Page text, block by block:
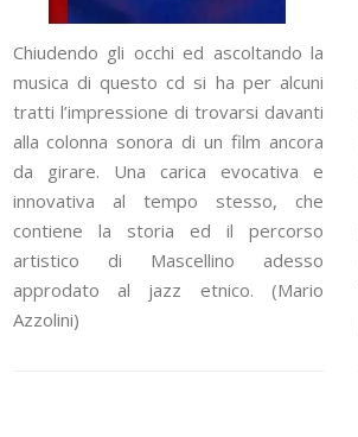
Chiudendo gli occhi ed ascoltando la
musica di questo cd si ha per alcuni
tratti l’impressione di trovarsi davanti
alla colonna sonora di un film ancora
da girare. Una carica evocativa e
innovativa al tempo stesso, che
contiene la storia ed il percorso
artistico di Mascellino adesso
approdato al jazz etnico. (Mario
Azzolini)